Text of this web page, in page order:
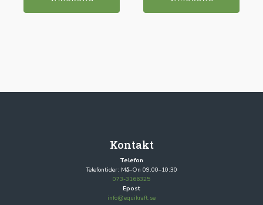
Kontakt
Telefon
Telefontider: Må–On 09.00–10:30
073-3166325
Epost
info@equikraft.se